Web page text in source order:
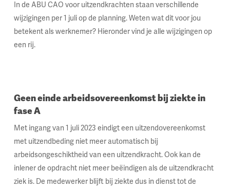
In de ABU CAO voor uitzendkrachten staan verschillende
wijzigingen per 1 juli op de planning. Weten wat dit voor jou
betekent als werknemer? Hieronder vind je alle wijzigingen op
een rij.
Geen einde arbeidsovereenkomst bij ziekte in
fase A
Met ingang van 1 juli 2023 eindigt een uitzendovereenkomst
met uitzendbeding niet meer automatisch bij
arbeidsongeschiktheid van een uitzendkracht. Ook kan de
inlener de opdracht niet meer beëindigen als de uitzendkracht
ziek is. De medewerker blijft bij ziekte dus in dienst tot de